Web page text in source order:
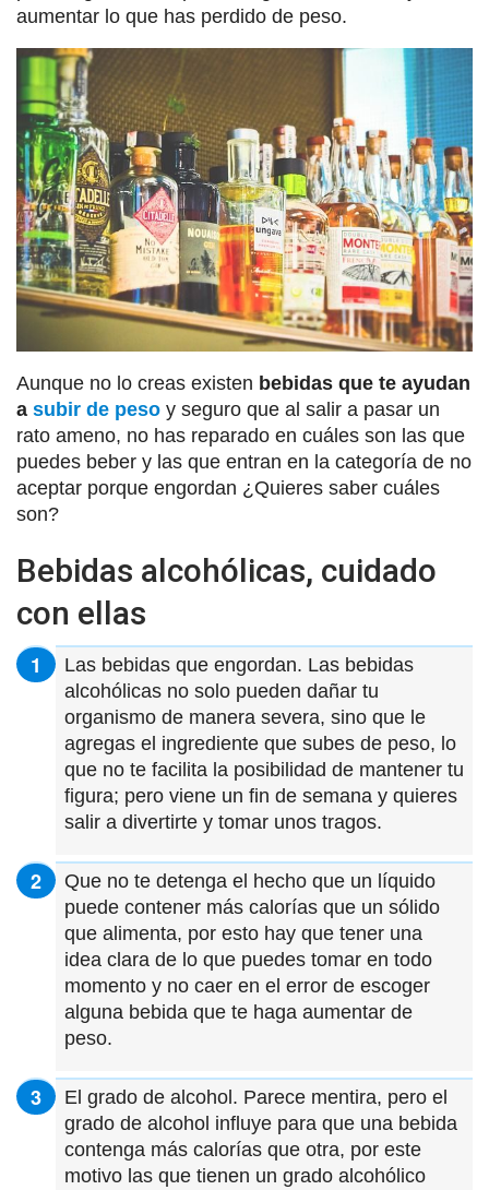
aumentar lo que has perdido de peso.
Aunque no lo creas existen bebidas que te ayudan
a subir de peso y seguro que al salir a pasar un
rato ameno, no has reparado en cuáles son las que
puedes beber y las que entran en la categoría de no
aceptar porque engordan ¿Quieres saber cuáles
son?
Bebidas alcohólicas, cuidado
con ellas
Las bebidas que engordan. Las bebidas
alcohólicas no solo pueden dañar tu
organismo de manera severa, sino que le
agregas el ingrediente que subes de peso, lo
que no te facilita la posibilidad de mantener tu
figura; pero viene un fin de semana y quieres
salir a divertirte y tomar unos tragos.
Que no te detenga el hecho que un líquido
puede contener más calorías que un sólido
que alimenta, por esto hay que tener una
idea clara de lo que puedes tomar en todo
momento y no caer en el error de escoger
alguna bebida que te haga aumentar de
peso.
El grado de alcohol. Parece mentira, pero el
grado de alcohol influye para que una bebida
contenga más calorías que otra, por este
motivo las que tienen un grado alcohólico